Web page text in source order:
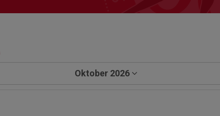
Oktober 2026